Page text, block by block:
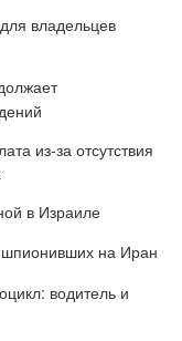
владельцев
из-за отсутствия
в Израиле
шпионивших на Иран
водитель и